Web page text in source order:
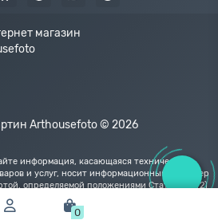
Arthousefoto © 2026
информация, касающаяся технических
и услуг, носит информационный характер
определяемой положениями Статьи 437(2)
кодекса РФ.
0